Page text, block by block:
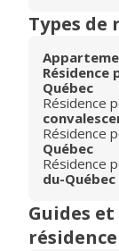
Types de
Résidence
Québec
Résidence
Résidence
Québec
Résidence
du-Québec
Guides
résidence